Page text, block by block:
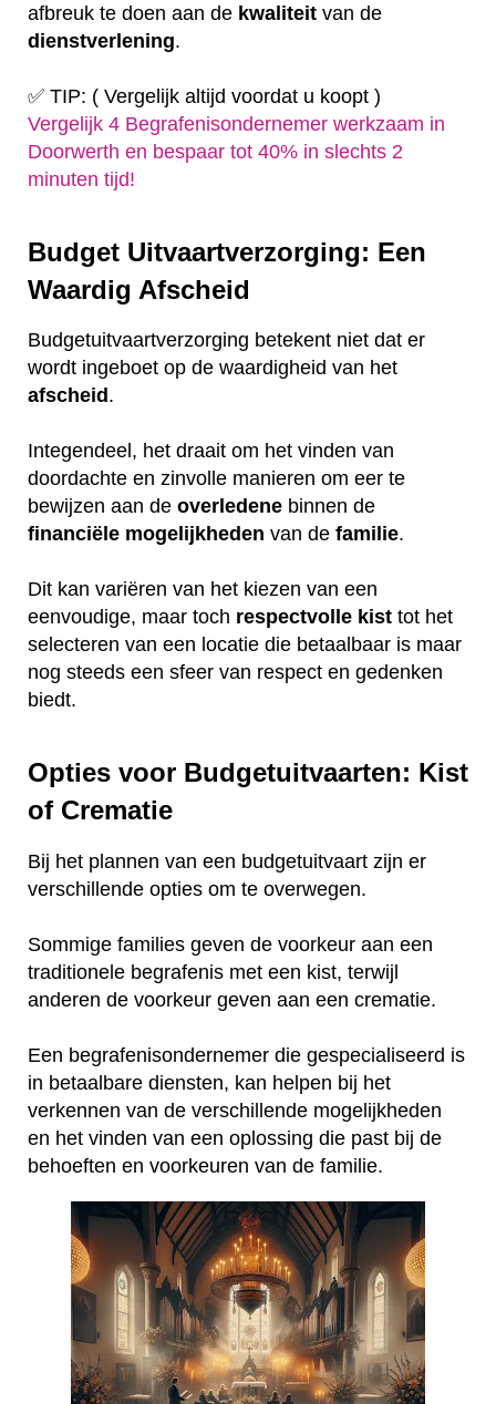
afbreuk te doen aan de kwaliteit van de
dienstverlening.
✅ TIP: ( Vergelijk altijd voordat u koopt )
Vergelijk 4 Begrafenisondernemer werkzaam in
Doorwerth en bespaar tot 40% in slechts 2
minuten tijd!
Budget Uitvaartverzorging: Een
Waardig Afscheid
Budgetuitvaartverzorging betekent niet dat er
wordt ingeboet op de waardigheid van het
afscheid .
Integendeel, het draait om het vinden van
doordachte en zinvolle manieren om eer te
bewijzen aan de overledene binnen de
financiële mogelijkheden van de familie.
Dit kan variëren van het kiezen van een
eenvoudige, maar toch respectvolle kist tot het
selecteren van een locatie die betaalbaar is maar
nog steeds een sfeer van respect en gedenken
biedt.
Opties voor Budgetuitvaarten: Kist
of Crematie
Bij het plannen van een budgetuitvaart zijn er
verschillende opties om te overwegen.
Sommige families geven de voorkeur aan een
traditionele begrafenis met een kist, terwijl
anderen de voorkeur geven aan een crematie.
Een begrafenisondernemer die gespecialiseerd is
in betaalbare diensten, kan helpen bij het
verkennen van de verschillende mogelijkheden
en het vinden van een oplossing die past bij de
behoeften en voorkeuren van de familie.